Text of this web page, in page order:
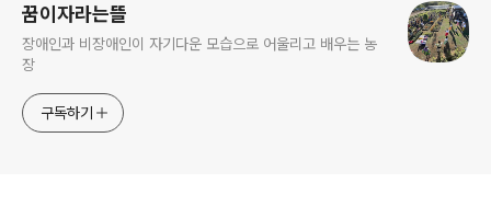
꿈이자라는뜰
장애인과 비장애인이 자기다운 모습으로 어울리고 배우는 농
장
구독하기